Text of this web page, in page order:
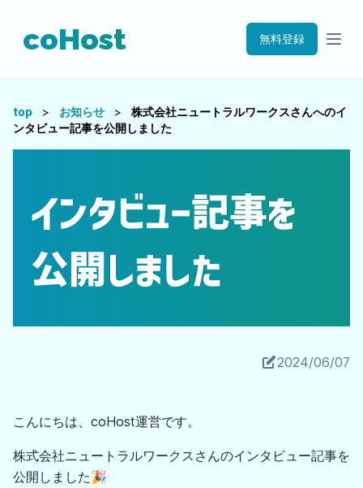
coHost 無料登録
top > お知らせ >
株式会社ニュートラルワークスさんへのイ
ンタビュー記事を公開しました
2024/06/07
こんにちは、coHost運営です。
株式会社ニュートラルワークスさんのインタビュー記事を
公開しました🎉